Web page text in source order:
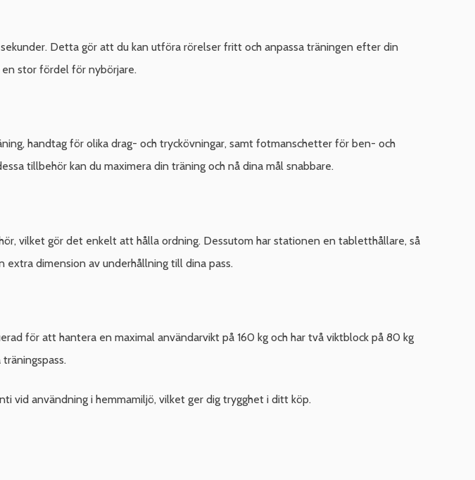
Detta gör att du kan utföra rörelser fritt och anpassa träningen efter din
en stor fördel för nybörjare.
handtag för olika drag- och tryckövningar, samt fotmanschetter för ben- och
tillbehör kan du maximera din träning och nå dina mål snabbare.
vilket gör det enkelt att hålla ordning. Dessutom har stationen en tabletthållare, så
dimension av underhållning till dina pass.
för att hantera en maximal användarvikt på 160 kg och har två viktblock på 80 kg
vid användning i hemmamiljö, vilket ger dig trygghet i ditt köp.